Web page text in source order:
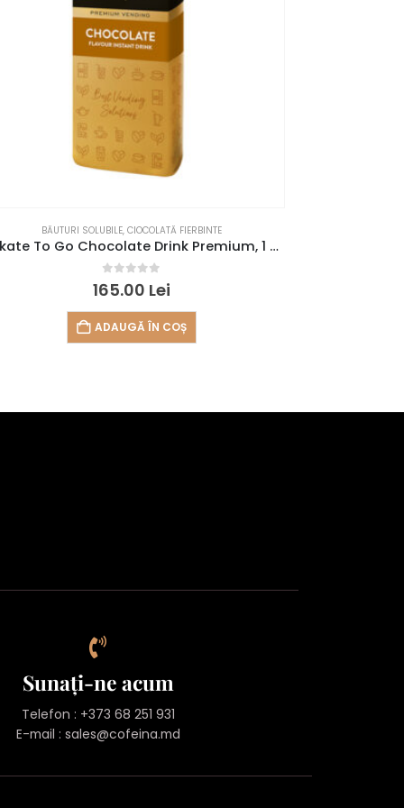
BĂUTURI SOLUBILE, CIOCOLATĂ FIERBINTE
Mokate To Go Chocolate Drink Premium, 1 kg
0 out of 5
165.00 Lei
ADAUGĂ ÎN COȘ
Sunați-ne acum
Telefon : +373 68 251 931
E-mail : sales@cofeina.md